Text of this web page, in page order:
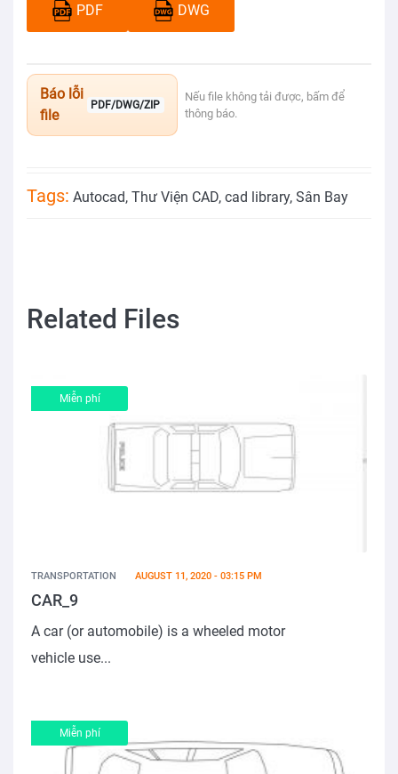
PDF DWG
Báo lỗi
file
PDF/DWG/ZIP
Nếu file không tải được, bấm để
thông báo.
Tags: Autocad, Thư Viện CAD, cad library, Sân Bay
Related Files
Miễn phí
TRANSPORTATION AUGUST 11, 2020 - 03:15 PM
CAR_9
A car (or automobile) is a wheeled motor
vehicle use...
Miễn phí